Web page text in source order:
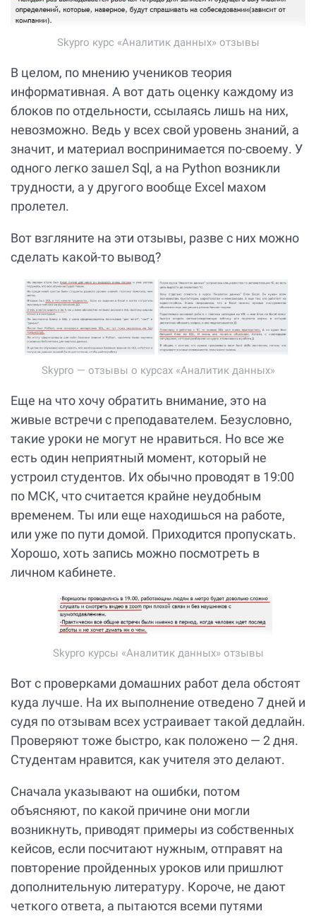
Skypro курс «Аналитик данных» отзывы
В целом, по мнению учеников теория
информативная. А вот дать оценку каждому из
блоков по отдельности, ссылаясь лишь на них,
невозможно. Ведь у всех свой уровень знаний, а
значит, и материал воспринимается по-своему. У
одного легко зашел Sql, а на Python возникли
трудности, а у другого вообще Excel махом
пролетел.
Вот взгляните на эти отзывы, разве с них можно
сделать какой-то вывод?
Skypro — отзывы о курсах «Аналитик данных»
Еще на что хочу обратить внимание, это на
живые встречи с преподавателем. Безусловно,
такие уроки не могут не нравиться. Но все же
есть один неприятный момент, который не
устроил студентов. Их обычно проводят в 19:00
по МСК, что считается крайне неудобным
временем. Ты или еще находишься на работе,
или уже по пути домой. Приходится пропускать.
Хорошо, хоть запись можно посмотреть в
личном кабинете.
Skypro курсы «Аналитик данных» отзывы
Вот с проверками домашних работ дела обстоят
куда лучше. На их выполнение отведено 7 дней и
судя по отзывам всех устраивает такой дедлайн.
Проверяют тоже быстро, как положено — 2 дня.
Студентам нравится, как учителя это делают.
Сначала указывают на ошибки, потом
объясняют, по какой причине они могли
возникнуть, приводят примеры из собственных
кейсов, если посчитают нужным, отправят на
повторение пройденных уроков или пришлют
дополнительную литературу. Короче, не дают
четкого ответа, а пытаются всеми путями